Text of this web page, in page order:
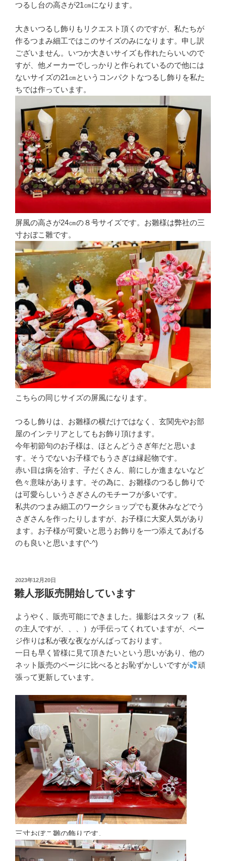
つるし台の高さが21㎝になります。
大きいつるし飾りもリクエスト頂くのですが、私たちが
作るつまみ細工ではこのサイズのみになります。申し訳
ございません。いつか大きいサイズも作れたらいいので
すが、他メーカーでしっかりと作られているので他には
ないサイズの21㎝というコンパクトなつるし飾りを私た
ちでは作っています。
屏風の高さが24㎝の８号サイズです。お雛様は弊社の三
寸おぼこ雛です。
こちらの同じサイズの屏風になります。
つるし飾りは、お雛様の横だけではなく、玄関先やお部
屋のインテリアとしてもお飾り頂けます。
今年初節句のお子様は、ほとんどうさぎ年だと思いま
す。そうでないお子様でもうさぎは縁起物です。
赤い目は病を治す、子だくさん、前にしか進まないなど
色々意味があります。その為に、お雛様のつるし飾りで
は可愛らしいうさぎさんのモチーフが多いです。
私共のつまみ細工のワークショップでも夏休みなどでう
さぎさんを作ったりしますが、お子様に大変人気があり
ます。お子様が可愛いと思うお飾りを一つ添えてあげる
のも良いと思います(^-^)
投
稿
日:
2023年12月20日
雛人形販売開始しています
ようやく、販売可能にできました。撮影はスタッフ（私
の主人ですが、、、）が手伝ってくれていますが、ペー
ジ作りは私が夜な夜ながんばっております。
一日も早く皆様に見て頂きたいという思いがあり、他の
ネット販売のページに比べるとお恥ずかしいですが
頑
張って更新しています。
三寸おぼこ雛の飾りです。